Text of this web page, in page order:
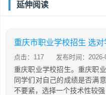
延伸阅读
重庆市职业学校招生 选
点击：117 发布时间：2026-
重庆职业学校招生。重庆职
同学们对自己的成绩是否满
不要紧，选择一个技术性较强